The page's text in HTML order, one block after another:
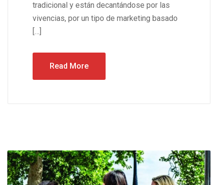
tradicional y están decantándose por las
vivencias, por un tipo de marketing basado
[…]
Read More